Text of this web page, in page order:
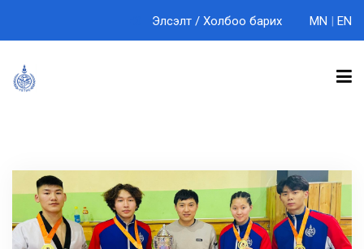
Элсэлт / Холбоо барих MN | EN
ТЭНХИМҮҮД